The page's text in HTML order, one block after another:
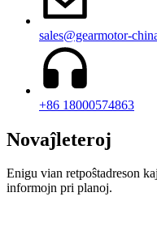
sales@gearmotor-
+86 18000574863
Novaĵleteroj
Enigu vian retpoŝtadreson
informojn pri planoj.